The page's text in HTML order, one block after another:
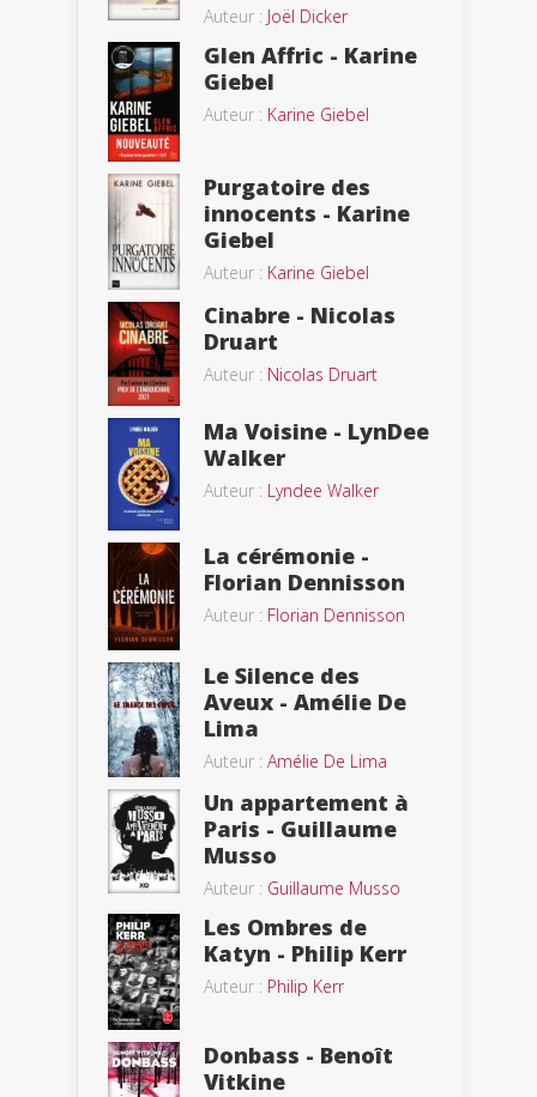
Auteur : Joël Dicker
Glen Affric - Karine
Giebel
Auteur : Karine Giebel
Purgatoire des
innocents - Karine
Giebel
Auteur : Karine Giebel
Cinabre - Nicolas
Druart
Auteur : Nicolas Druart
Ma Voisine - LynDee
Walker
Auteur : Lyndee Walker
La cérémonie -
Florian Dennisson
Auteur : Florian Dennisson
Le Silence des
Aveux - Amélie De
Lima
Auteur : Amélie De Lima
Un appartement à
Paris - Guillaume
Musso
Auteur : Guillaume Musso
Les Ombres de
Katyn - Philip Kerr
Auteur : Philip Kerr
Donbass - Benoît
Vitkine